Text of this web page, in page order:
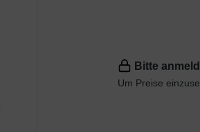
Bitte
Um Preise